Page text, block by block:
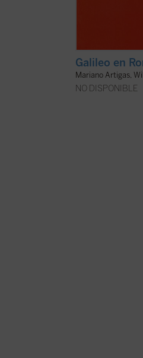
Galileo en
Mariano Artigas,
NO DISPONIBLE